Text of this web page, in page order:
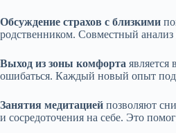
Обсуждение страхов с близкими
родственником. Совместный анализ
Выход из зоны комфорта
ошибаться. Каждый новый опыт
Занятия медитацией позволяют
и сосредоточения на себе. Это